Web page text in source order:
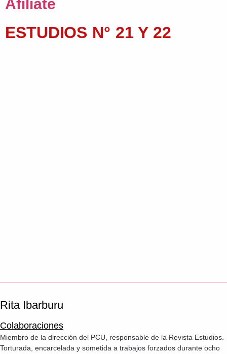
Afiliate
ESTUDIOS N° 21 Y 22
Rita Ibarburu
Colaboraciones
Miembro de la dirección del PCU, responsable de la Revista Estudios.
Torturada, encarcelada y sometida a trabajos forzados durante ocho